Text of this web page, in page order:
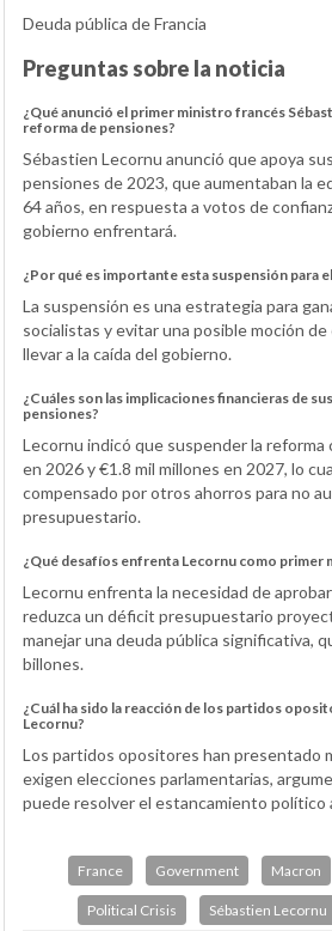
Deuda pública de Francia
Preguntas sobre la noticia
¿Qué anunció el primer ministro francés
reforma de pensiones?
Sébastien Lecornu anunció que apoya
pensiones de 2023, que aumentaban la
64 años, en respuesta a votos de
gobierno enfrentará.
¿Por qué es importante esta suspensión para
La suspensión es una estrategia para
socialistas y evitar una posible moción
llevar a la caída del gobierno.
¿Cuáles son las implicaciones financieras de
pensiones?
Lecornu indicó que suspender la reforma
en 2026 y €1.8 mil millones en 2027, lo
compensado por otros ahorros para no
presupuestario.
¿Qué desafíos enfrenta Lecornu como primer
Lecornu enfrenta la necesidad de
reduzca un déficit presupuestario
manejar una deuda pública significativa,
billones.
¿Cuál ha sido la reacción de los partidos
Lecornu?
Los partidos opositores han presentado
exigen elecciones parlamentarias,
puede resolver el estancamiento político
France Government Macron
Political Crisis Sébastien Lecornu